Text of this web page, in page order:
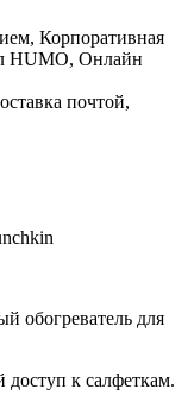
Корпоративная
HUMO, Онлайн
почтой,
обогреватель для
к салфеткам.